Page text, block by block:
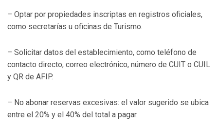
– Optar por propiedades inscriptas en registros oficiales,
como secretarías u oficinas de Turismo.
– Solicitar datos del establecimiento, como teléfono de
contacto directo, correo electrónico, número de CUIT o CUIL
y QR de AFIP.
– No abonar reservas excesivas: el valor sugerido se ubica
entre el 20% y el 40% del total a pagar.